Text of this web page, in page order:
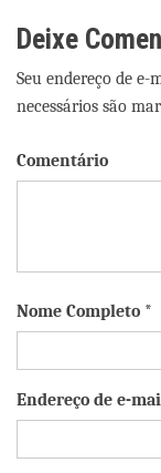
Deixe
Seu endereço de e-
necessários são
Comentário
Nome Completo *
Endereço de e-